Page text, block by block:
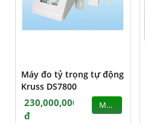
Máy đo tỷ trọng tự động
Kruss DS7800
230,000,000
đ
MUA